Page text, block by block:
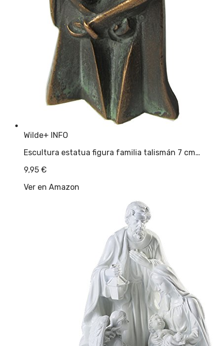
Wilde+ INFO
Escultura estatua figura familia talismán 7 cm…
9,95 €
Ver en Amazon